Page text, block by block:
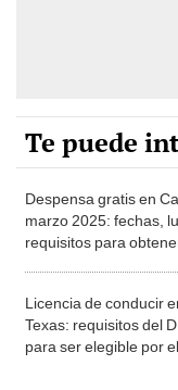
Te puede
Despensa gratis en
marzo 2025: fechas,
requisitos para
Licencia de conducir
Texas: requisitos del
para ser elegible por el